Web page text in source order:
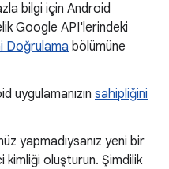
bilgi için Android
Google API'lerindeki
Doğrulama bölümüne
uygulamanızın sahipliğini
yapmadıysanız yeni bir
kimliği oluşturun. Şimdilik